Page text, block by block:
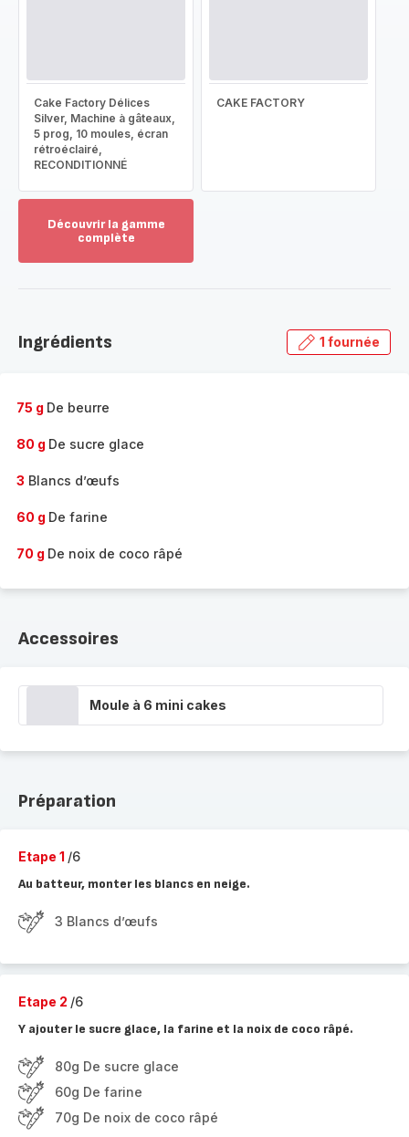
Cake Factory Délices
Silver, Machine à gâteaux,
5 prog, 10 moules, écran
rétroéclairé,
RECONDITIONNÉ
CAKE FACTORY
Découvrir la gamme
complète
gamme
Ingrédients 1 fournée
75 g De beurre
80 g De sucre glace
3 Blancs d’œufs
60 g De farine
70 g De noix de coco râpé
Accessoires
Moule à 6 mini cakes
Préparation
Etape 1 /6
Au batteur, monter les blancs en neige.
3 Blancs d’œufs
Etape 2 /6
Y ajouter le sucre glace, la farine et la noix de coco râpé.
80g De sucre glace
60g De farine
70g De noix de coco râpé